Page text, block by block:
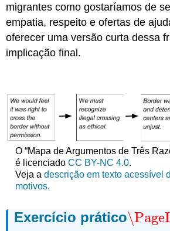
migrantes como gostaríamos de
empatia, respeito e ofertas de
oferecer uma versão curta dessa
implicação final.
O “Mapa de Argumentos de Três
é licenciado CC BY-NC 4.0.
Veja a descrição em texto acessível
motivos.
Exercício prático